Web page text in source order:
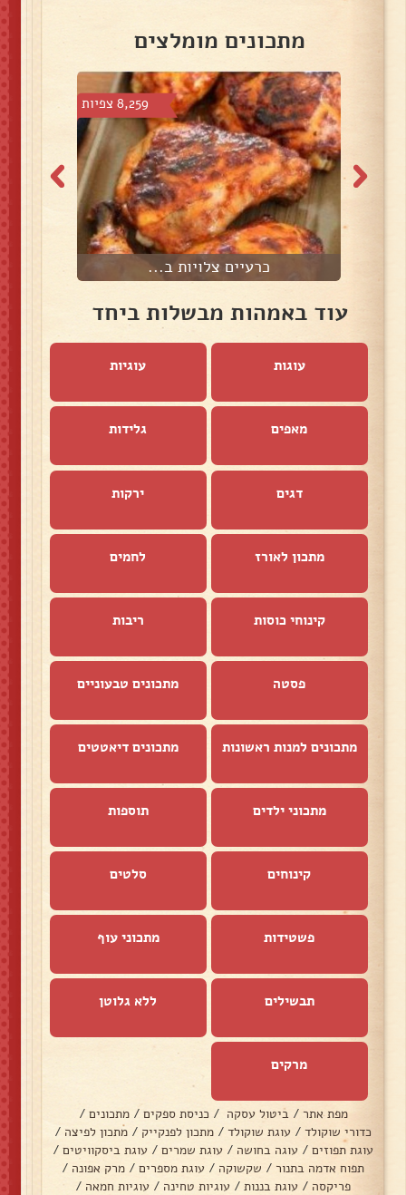
מתכונים מומלצים
8,259 צפיות
כרעיים צלויות ב...
עוד באמהות מבשלות ביחד
עוגות עוגיות
מאפים גלידות
דגים ירקות
מתכון לאורז לחמים
קינוחי כוסות ריבות
פסטה מתכונים טבעוניים
מתכונים למנות ראשונות מתכונים דיאטטים
מתכוני ילדים תוספות
קינוחים סלטים
פשטידות מתכוני עוף
תבשילים ללא גלוטן
מרקים
מפת אתר / ביטול עסקה / כניסת ספקים / מתכונים /
כדורי שוקולד / עוגת שוקולד / מתכון לפנקייק / מתכון לפיצה /
עוגת תפוזים / עוגה בחושה / עוגת שמרים / עוגת ביסקוויטים /
תפוח אדמה בתנור / שקשוקה / עוגת מספרים / מרק אפונה /
פריקסה / עוגת בננות / עוגיות טחינה / עוגיות חמאה /